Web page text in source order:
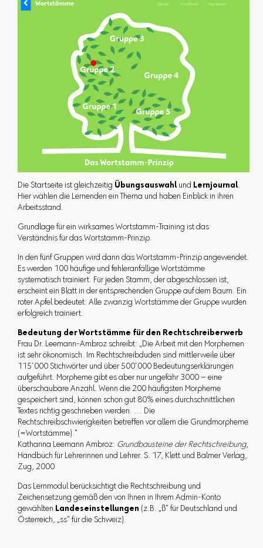
Die Startseite ist gleichzeitig Übungsauswahlund Lernjournal.
Hier wählen die Lernenden ein Thema und haben Einblick in ihren
Arbeitsstand.
Grundlage für ein wirksames Wortstamm-Training ist das
Verständnis für das Wortstamm-Prinzip.
In den fünf Gruppen wird dann das Wortstamm-Prinzip angewendet.
Es werden 100 häufige und fehleranfällige Wortstämme
systematisch trainiert. Für jeden Stamm, der abgeschlossen ist,
erscheint ein Blatt in der entsprechenden Gruppe auf dem Baum. Ein
roter Apfel bedeutet: Alle zwanzig Wortstämme der Gruppe wurden
erfolgreich trainiert.
Bedeutung der Wortstämme für den Rechtschreiberwerb
Frau Dr. Leemann-Ambroz schreibt: „Die Arbeit mit den Morphemen
ist sehr ökonomisch. Im Rechtschreibduden sind mittlerweile über
115‘000 Stichwörter und über 500‘000 Bedeutungserklärungen
aufgeführt. Morpheme gibt es aber nur ungefähr 3000 – eine
überschaubare Anzahl. Wenn die 200 häufigsten Morpheme
gespeichert sind, können schon gut 80% eines durchschnittlichen
Textes richtig geschrieben werden. … Die
Rechtschreibschwierigkeiten betreffen vor allem die Grundmorpheme
(=Wortstämme).“
Katharina Leemann Ambroz: Grundbausteine der Rechtschreibung,
Handbuch für Lehrerinnen und Lehrer. S. 17, Klett und Balmer Verlag,
Zug, 2000
Das Lernmodul berücksichtigt die Rechtschreibung und
Zeichensetzung gemäß den von Ihnen in Ihrem Admin-Konto
gewählten Landeseinstellungen (z.B. „ß“ für Deutschland und
Österreich, „ss“ für die Schweiz).